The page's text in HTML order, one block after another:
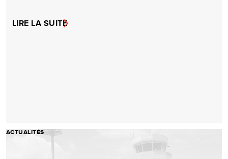
LIRE LA SUITE
ACTUALITÉS